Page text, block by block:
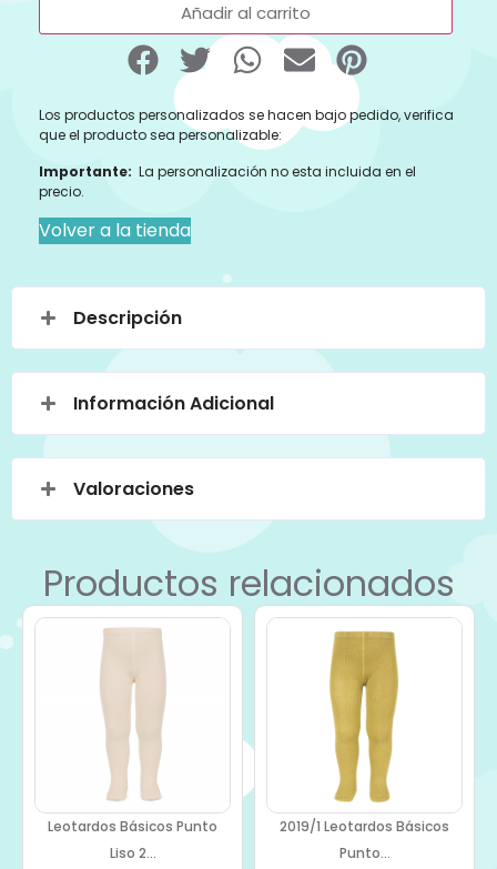
Añadir al carrito
Los productos personalizados se hacen bajo pedido, verifica
que el producto sea personalizable:
Importante: La personalización no esta incluida en el
precio.
Volver a la tienda
Descripción
Información Adicional
Valoraciones
Productos relacionados
Leotardos Básicos Punto
Liso 2...
2019/1 Leotardos Básicos
Punto...